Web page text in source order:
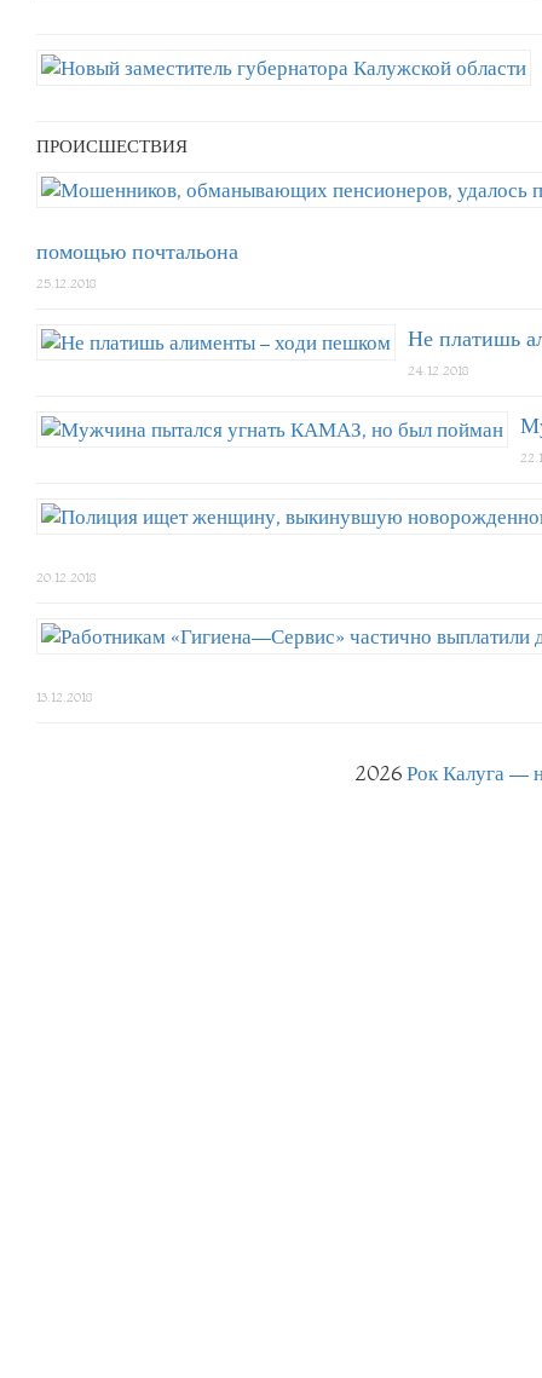
ПРОИСШЕСТВИЯ
помощью почтальона
25.12.2018
Не платишь
24.12.2018
20.12.2018
13.12.2018
2026Рок Калуга —